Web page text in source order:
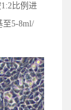
比例进
至5-8ml/